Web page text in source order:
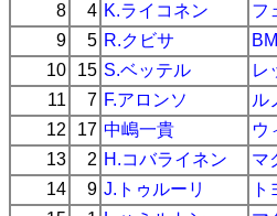
8
4 K.ライコネン フ
9
5 R.クビサ
10
15 S.ベッテル レ
11
7 F.アロンソ ル
12
17 中嶋一貴 ウ
13
2 H.コバライネン マ
14
9 J.トゥルーリ ト